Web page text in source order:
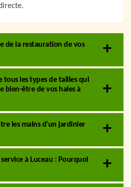
de la restauration de vos
tous les types de tailles qui
bien-être de vos haies à
les mains d’un jardinier
à Luceau : Pourquoi